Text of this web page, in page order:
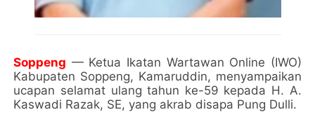
Soppeng — Ketua Ikatan Wartawan Online (IWO)
Kabupaten Soppeng, Kamaruddin, menyampaikan
ucapan selamat ulang tahun ke-59 kepada H. A.
Kaswadi Razak, SE, yang akrab disapa Pung Dulli.